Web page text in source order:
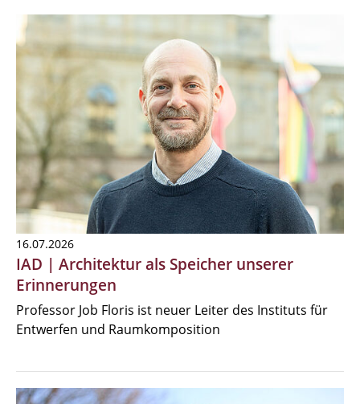
16.07.2026
IAD | Architektur als Speicher unserer
Erinnerungen
Professor Job Floris ist neuer Leiter des Instituts für
Entwerfen und Raumkomposition